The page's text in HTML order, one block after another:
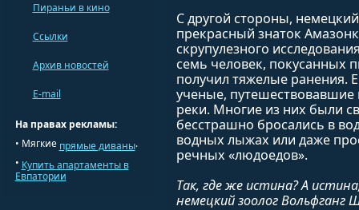
С другой стороны,
прекрасный знаток
скрупулезного
семь человек, покусанных
получил тяжелые ранения.
ученые, путешествовавшие
реки. Многие из них были
бесстрашно бросались в
водных лыжах или даже
речных «людоедов».
Так, где же истина? А
немецкий зоолог Вольфганг
Пираньи в кино
Ссылки
Архив новостей
E-mail
На правах рекламы:
• Мягкие прямые диваны.
• Купить апартаменты в
Евпатории